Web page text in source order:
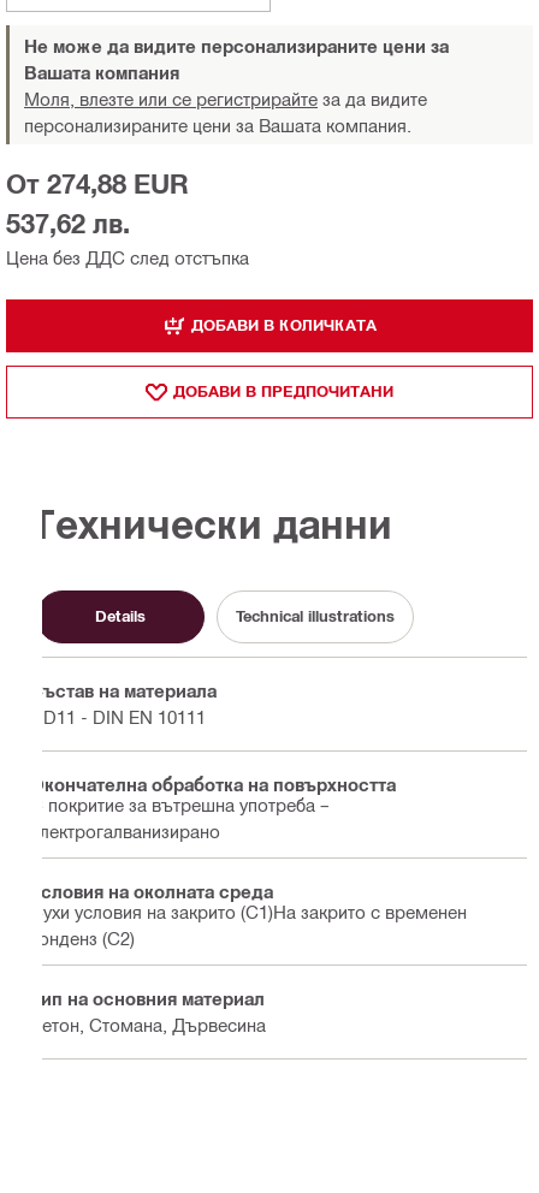
Не може да видите персонализираните цени за
Вашата компания
Моля, влезте или се регистрирайте за да видите
персонализираните цени за Вашата компания.
Цена без ДДС след отстъпка
От 274,88 EUR
537,62 лв.
ДОБАВИ В КОЛИЧКАТА
ДОБАВИ В ПРЕДПОЧИТАНИ
Технически данни
Details Technical illustrations
Състав на материала
DD11 - DIN EN 10111
Окончателна обработка на повърхността
С покритие за вътрешна употреба –
електрогалванизирано
Условия на околната среда
Сухи условия на закрито (С1)На закрито с временен
конденз (С2)
Тип на основния материал
Бетон, Стомана, Дървесина